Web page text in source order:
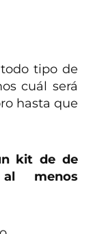
tipo de
cuál será
hasta que
kit de de
menos